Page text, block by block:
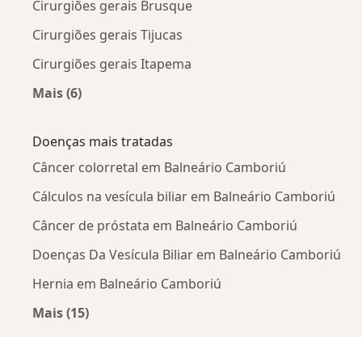
Cirurgiões gerais Brusque
Cirurgiões gerais Tijucas
Cirurgiões gerais Itapema
Mais (6)
Doenças mais tratadas
Câncer colorretal em Balneário Camboriú
Cálculos na vesícula biliar em Balneário Camboriú
Câncer de próstata em Balneário Camboriú
Doenças Da Vesícula Biliar em Balneário Camboriú
Hernia em Balneário Camboriú
Mais (15)